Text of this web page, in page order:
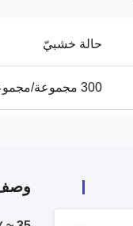
حالة خشبيّ
300 مجموعة/مجموعة لكلّ شهر
وصف